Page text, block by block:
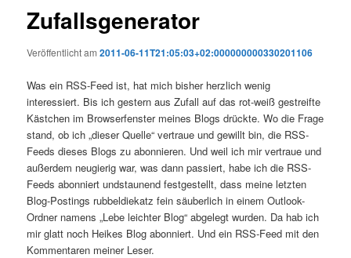
Zufallsgenerator
Veröffentlicht am2011-06-11T21:05:03+02:000000000330201106
Was ein RSS-Feed ist, hat mich bisher herzlich wenig
interessiert. Bis ich gestern aus Zufall auf das rot-weiß gestreifte
Kästchen im Browserfenster meines Blogs drückte. Wo die Frage
stand, ob ich „dieser Quelle“ vertraue und gewillt bin, die RSS-
Feeds dieses Blogs zu abonnieren. Und weil ich mir vertraue und
außerdem neugierig war, was dann passiert, habe ich die RSS-
Feeds abonniert undstaunend festgestellt, dass meine letzten
Blog-Postings rubbeldiekatz fein säuberlich in einem Outlook-
Ordner namens „Lebe leichter Blog“ abgelegt wurden. Da hab ich
mir glatt noch Heikes Blog abonniert. Und ein RSS-Feed mit den
Kommentaren meiner Leser.